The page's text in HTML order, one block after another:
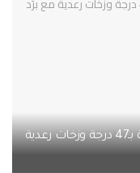
الأرصاد الجوية تحذر من موجة حر قياسية بـ47 درجة وزخات رعدية